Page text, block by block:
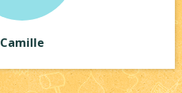
Camille